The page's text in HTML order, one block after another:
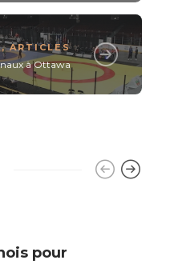
,ARTICLES
à Ottawa
pour